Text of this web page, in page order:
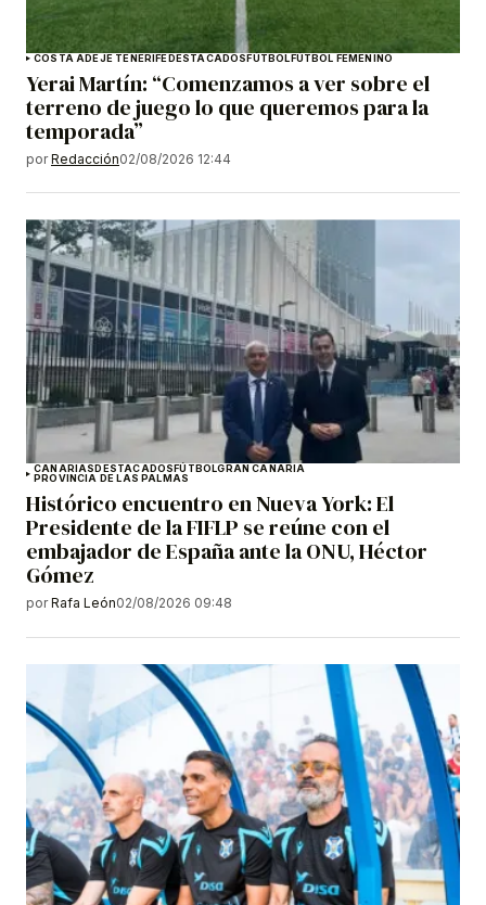
COSTA ADEJE TENERIFEDESTACADOSFÚTBOLFÚTBOL FEMENINO
Yerai Martín: “Comenzamos a ver sobre el
terreno de juego lo que queremos para la
temporada”
por Redacción02/08/2026 12:44
CANARIAS DESTACADOS FÚTBOLGRAN CANARIA
PROVINCIA DE LAS PALMAS
Histórico encuentro en Nueva York: El
Presidente de la FIFLP se reúne con el
embajador de España ante la ONU, Héctor
Gómez
por Rafa León02/08/2026 09:48